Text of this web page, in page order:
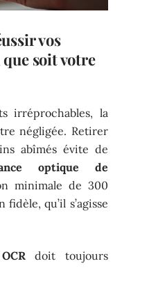
vos
soit votre
irréprochables, la
négligée. Retirer
abîmés évite de
optique de
minimale de 300
qu’il s’agisse
doit toujours